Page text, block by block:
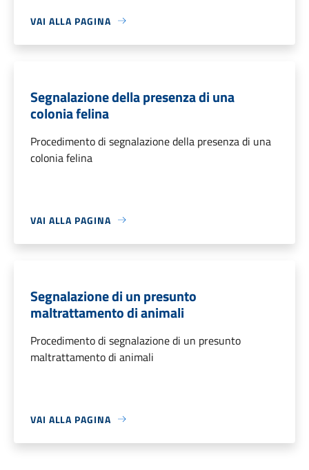
VAI ALLA PAGINA
Segnalazione della presenza di una
colonia felina
Procedimento di segnalazione della presenza di una
colonia felina
VAI ALLA PAGINA
Segnalazione di un presunto
maltrattamento di animali
Procedimento di segnalazione di un presunto
maltrattamento di animali
VAI ALLA PAGINA